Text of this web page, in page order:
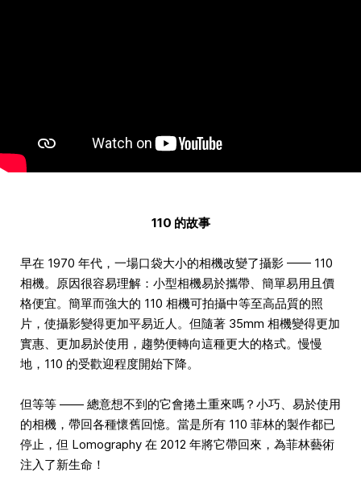
110 的故事
早在 1970 年代，一場口袋大小的相機改變了攝影 —— 110
相機。原因很容易理解：小型相機易於攜帶、簡單易用且價
格便宜。簡單而強大的 110 相機可拍攝中等至高品質的照
片，使攝影變得更加平易近人。但隨著 35mm 相機變得更加
實惠、更加易於使用，趨勢便轉向這種更大的格式。慢慢
地，110 的受歡迎程度開始下降。
但等等 —— 總意想不到的它會捲土重來嗎？小巧、易於使用
的相機，帶回各種懷舊回憶。當是所有 110 菲林的製作都已
停止，但 Lomography 在 2012 年將它帶回來，為菲林藝術
注入了新生命！